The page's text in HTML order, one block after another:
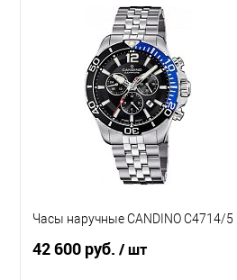
Часы наручные CANDINO C4714/5
42 600 руб. / шт